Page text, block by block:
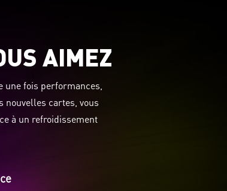
AIMEZ
une fois performances,
nouvelles cartes, vous
à un refroidissement